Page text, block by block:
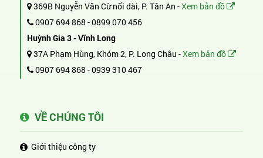
369B Nguyễn Văn Cừ nối dài, P. Tân An -Xem bản đồ
0907 694 868 -0899 070 456
Huỳnh Gia 3 - Vĩnh Long
37A Phạm Hùng, Khóm 2, P. Long Châu -Xem bản đồ
0907 694 868 -0939 310 467
VỀ CHÚNG TÔI
Giới thiệu công ty